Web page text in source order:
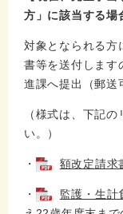
方」に該当する場
対象となられる方
書等を送付します
進課へ提出（郵送
（様式は、下記
い。）
・ 額改定請求
・
監護・生計